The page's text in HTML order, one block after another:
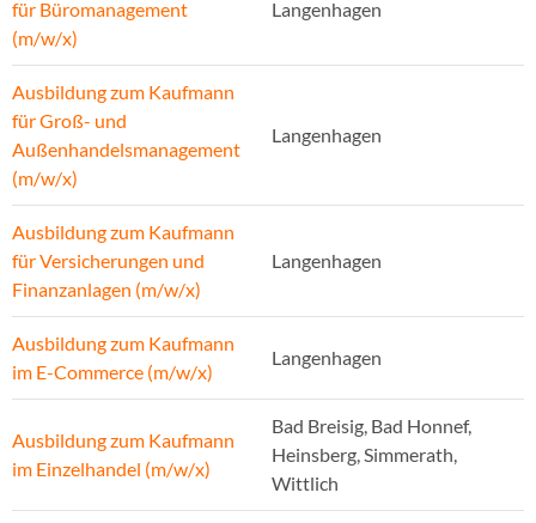
für Büromanagement
(m/w/x)
Langenhagen
Ausbildung zum Kaufmann
für Groß- und
Außenhandelsmanagement
(m/w/x)
Langenhagen
Ausbildung zum Kaufmann
für Versicherungen und
Finanzanlagen (m/w/x)
Langenhagen
Ausbildung zum Kaufmann
im E-Commerce (m/w/x)
Langenhagen
Ausbildung zum Kaufmann
im Einzelhandel (m/w/x)
Bad Breisig, Bad Honnef,
Heinsberg, Simmerath,
Wittlich